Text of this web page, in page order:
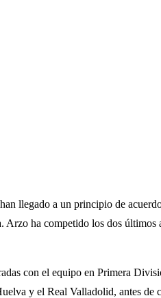
llegado a un principio de
ha competido los dos
con el equipo en Primera
y el Real Valladolid, antes